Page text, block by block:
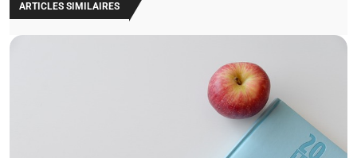
ARTICLES SIMILAIRES